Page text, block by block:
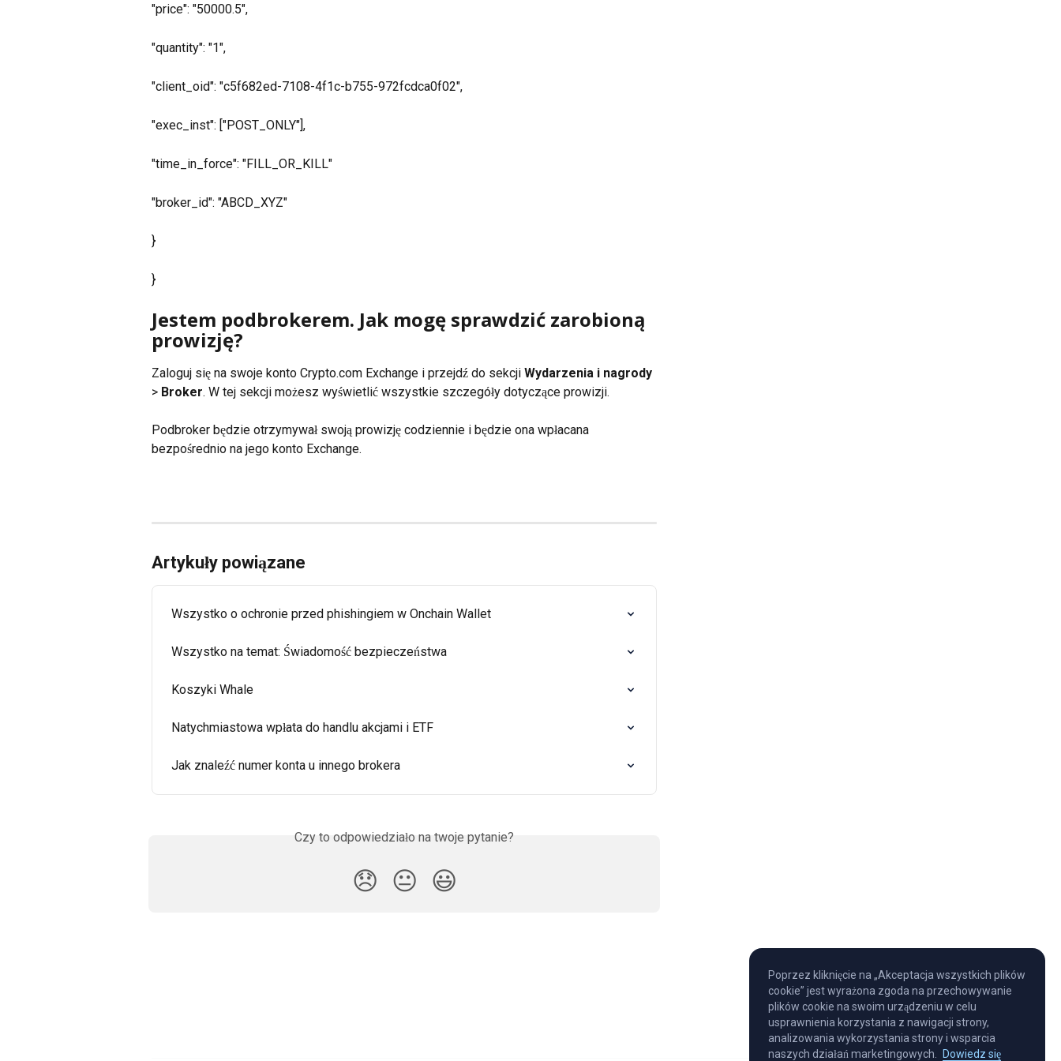
"price": "50000.5",
"quantity": "1",
"client_oid": "c5f682ed-7108-4f1c-b755-972fcdca0f02",
"exec_inst": ["POST_ONLY"],
"time_in_force": "FILL_OR_KILL"
"broker_id": "ABCD_XYZ"
}
}
Jestem podbrokerem. Jak mogę sprawdzić zarobioną
prowizję?
Zaloguj się na swoje konto Crypto.com Exchange i przejdź do sekcji Wydarzenia i nagrody
> Broker. W tej sekcji możesz wyświetlić wszystkie szczegóły dotyczące prowizji.
Podbroker będzie otrzymywał swoją prowizję codziennie i będzie ona wpłacana
bezpośrednio na jego konto Exchange.
Artykuły powiązane
Wszystko o ochronie przed phishingiem w Onchain Wallet
Wszystko na temat: Świadomość bezpieczeństwa
Koszyki Whale
Natychmiastowa wpłata do handlu akcjami i ETF
Jak znaleźć numer konta u innego brokera
Czy to odpowiedziało na twoje pytanie?
😞 😐 😃
Poprzez kliknięcie na „Akceptacja wszystkich plików
cookie” jest wyrażona zgoda na przechowywanie
plików cookie na swoim urządzeniu w celu
usprawnienia korzystania z nawigacji strony,
analizowania wykorzystania strony i wsparcia
naszych działań marketingowych.
Dowiedz się